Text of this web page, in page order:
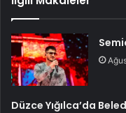
Düzce Yığılca’da